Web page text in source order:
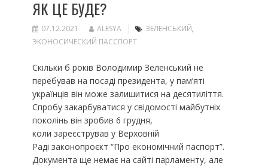
ЯК ЦЕ БУДЕ?
07.12.2021 ALESYA ЗЕЛЕНСЬКИЙ,
ЭКОНОСИЧЕСКИЙ ПАССПОРТ
Скільки б років Володимир Зеленський не
перебував на посаді президента, у пам’яті
українців він може залишитися на десятиліття.
Спробу закарбуватися у свідомості майбутніх
поколінь він зробив 6 грудня,
коли зареєстрував у Верховній
Раді законопроєкт “Про економічний паспорт”.
Документа ще немає на сайті парламенту, але